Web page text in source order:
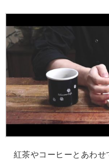
紅茶やコーヒーとあわせ